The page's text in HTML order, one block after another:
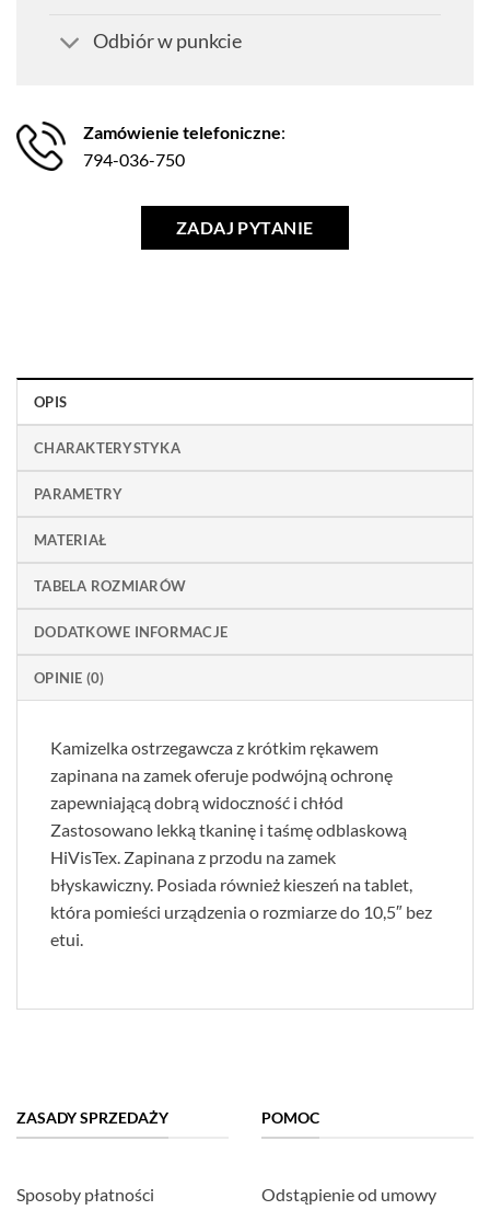
Odbiór w punkcie
Zamówienie telefoniczne:
794-036-750
ZADAJ PYTANIE
OPIS
CHARAKTERYSTYKA
PARAMETRY
MATERIAŁ
TABELA ROZMIARÓW
DODATKOWE INFORMACJE
OPINIE (0)
Kamizelka ostrzegawcza z krótkim rękawem
zapinana na zamek oferuje podwójną ochronę
zapewniającą dobrą widoczność i chłód
Zastosowano lekką tkaninę i taśmę odblaskową
HiVisTex. Zapinana z przodu na zamek
błyskawiczny. Posiada również kieszeń na tablet,
która pomieści urządzenia o rozmiarze do 10,5″ bez
etui.
ZASADY SPRZEDAŻY
Sposoby płatności
POMOC
Odstąpienie od umowy